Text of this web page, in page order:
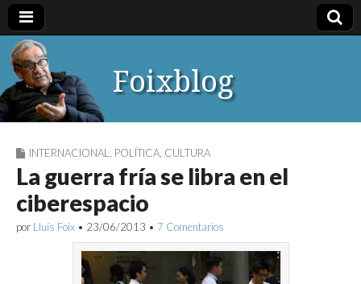
Foixblog
INTERNACIONAL POLÍTICA CULTURA
La guerra fría se libra en el
ciberespacio
por Lluís Foix • 23/06/2013 • 7 Comentarios